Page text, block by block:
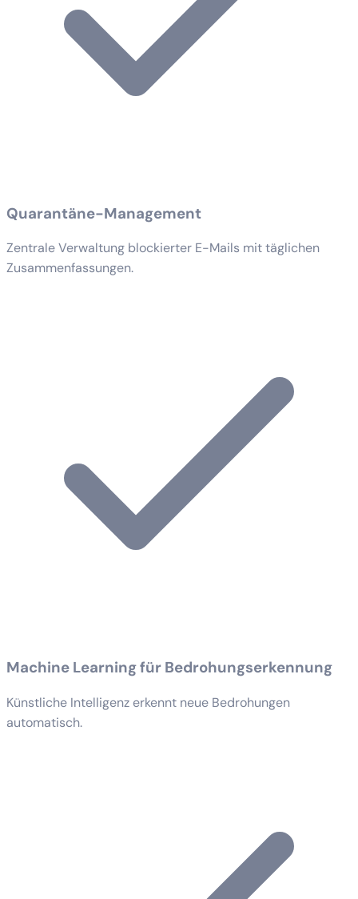
Quarantäne-Management
Zentrale Verwaltung blockierter E-Mails mit täglichen
Zusammenfassungen.
Machine Learning für Bedrohungserkennung
Künstliche Intelligenz erkennt neue Bedrohungen
automatisch.